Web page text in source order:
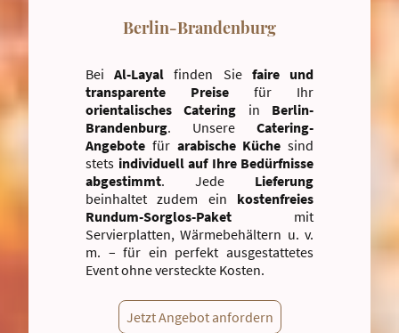
Berlin-Brandenburg
BeiAl-Layal finden Sie faire und
transparente Preise für Ihr
orientalisches Catering in Berlin-
Brandenburg. Unsere Catering-
Angebote für arabische Küche sind
stets individuell auf Ihre Bedürfnisse
abgestimmt. Jede Lieferung
beinhaltet zudem ein kostenfreies
Rundum-Sorglos-Paket mit
Servierplatten, Wärmebehältern u. v.
m. – für ein perfekt ausgestattetes
Event ohne versteckte Kosten.
Jetzt Angebot anfordern